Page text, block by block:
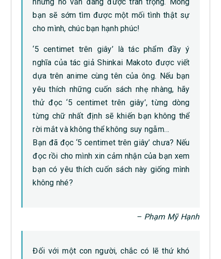
bạn sẽ sớm tìm được một mối tình thật sự
cho mình, chúc bạn hạnh phúc!
‘5 centimet trên giây’ là tác phẩm đầy ý
nghĩa của tác giả Shinkai Makoto được viết
dựa trên anime cùng tên của ông. Nếu bạn
yêu thích những cuốn sách nhẹ nhàng, hãy
thử đọc ‘5 centimet trên giây’, từng dòng
từng chữ nhất định sẽ khiến bạn không thể
rời mắt và không thể không suy ngẫm…
Bạn đã đọc ‘5 centimet trên giây’ chưa? Nếu
đọc rồi cho mình xin cảm nhận của bạn xem
bạn có yêu thích cuốn sách này giống mình
không nhé?
– Phạm Mỹ Hạnh
Đối với một con người, chắc có lẽ thứ khó